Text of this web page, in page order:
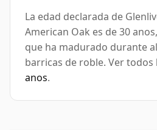
La edad declarada de
American Oak es de 30
que ha madurado durante
barricas de roble. Ver todos
anos.